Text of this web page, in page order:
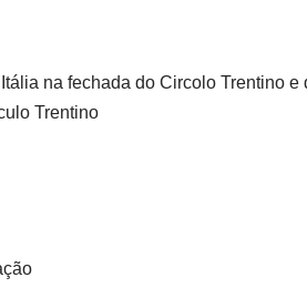
na fechada do Circolo Trentino e
Trentino